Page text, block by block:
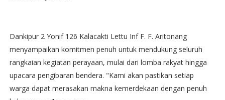
Dankipur 2 Yonif 126 Kalacakti Lettu Inf F. F. Aritonang
menyampaikan komitmen penuh untuk mendukung seluruh
rangkaian kegiatan perayaan, mulai dari lomba rakyat hingga
upacara pengibaran bendera. "Kami akan pastikan setiap
warga dapat merasakan makna kemerdekaan dengan penuh